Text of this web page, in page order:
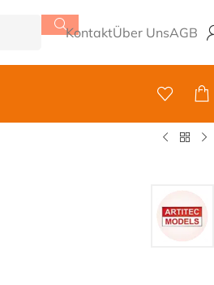
KontaktÜber UnsAGB